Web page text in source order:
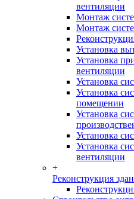
вентиляции
Монтаж
Монтаж
Установка
Установка
вентиляции
Установка
Установка
помещении
Установка
Установка
Установка
вентиляции
+
Реконструкция